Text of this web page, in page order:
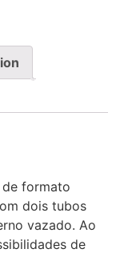
formato
dois tubos
vazado. Ao
de